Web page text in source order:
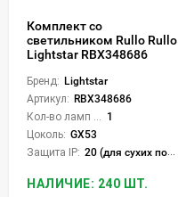
Комплект со
светильником Rullo Rullo
Lightstar RBX348686
Бренд: Lightstar
Артикул: RBX348686
1
Цоколь: GX53
Защита IP: 20 (для сухих пом.)
НАЛИЧИЕ: 240 ШТ.